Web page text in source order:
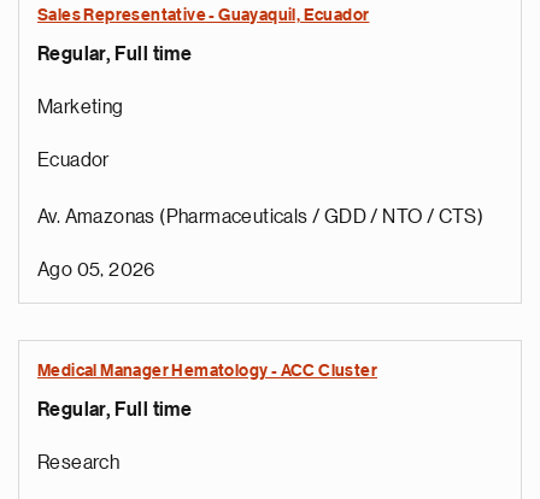
Sales Representative - Guayaquil, Ecuador
Regular, Full time
Marketing
Ecuador
Av. Amazonas (Pharmaceuticals / GDD / NTO / CTS)
Ago 05, 2026
Medical Manager Hematology - ACC Cluster
Regular, Full time
Research